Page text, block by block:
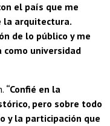
el país que me
la arquitectura.
de lo público y me
universidad
“Confié en la
pero sobre todo
y la participación que